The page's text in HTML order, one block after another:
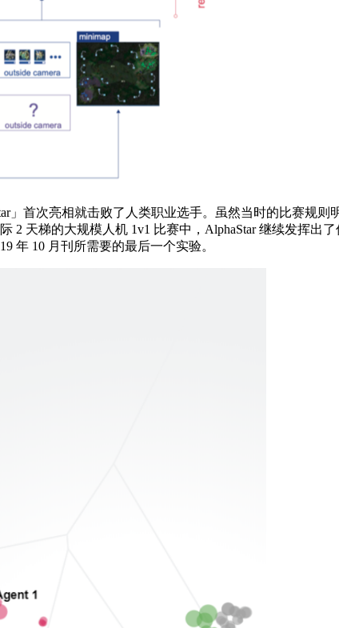
首次亮相就击败了人类职业选手。虽然当时的比赛规则
天梯的大规模人机 1v1 比赛中，AlphaStar 继续发挥出
年 10 月刊所需要的最后一个实验。